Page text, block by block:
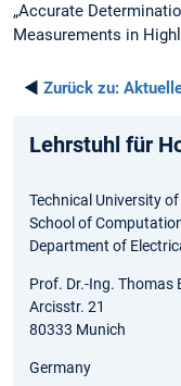
„Accurate
Measurements in
◄ Zurück zu:
Lehrstuhl für
Technical University
School of
Department of
Prof. Dr.-Ing. Thomas
Arcisstr. 21
80333 Munich
Germany